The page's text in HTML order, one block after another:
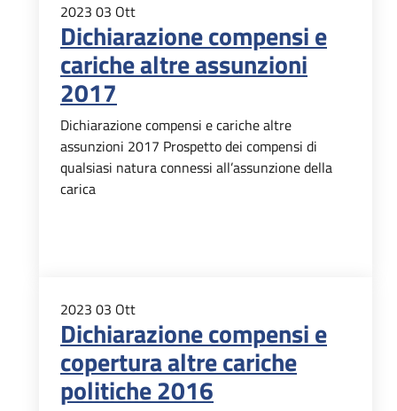
2023 03 Ott
Dichiarazione compensi e
cariche altre assunzioni
2017
Dichiarazione compensi e cariche altre
assunzioni 2017 Prospetto dei compensi di
qualsiasi natura connessi all’assunzione della
carica
2023 03 Ott
Dichiarazione compensi e
copertura altre cariche
politiche 2016